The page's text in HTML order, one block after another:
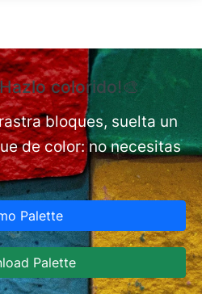
colorido!🎨
bloques, suelta un
de color: no necesitas
Palette
Palette